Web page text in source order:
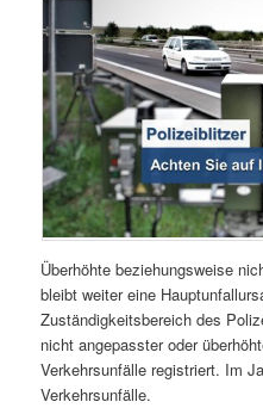
Überhöhte beziehungsweise
bleibt weiter eine
Zuständigkeitsbereich des
nicht angepasster oder
Verkehrsunfälle registriert. Im
Verkehrsunfälle.